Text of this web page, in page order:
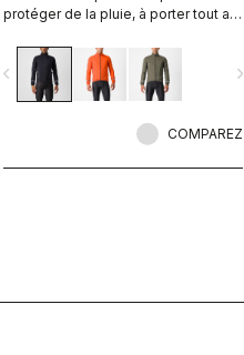
protéger de la pluie, à porter tout au
intempérie, et qui se range
facilement dans une poche de
maillot. Avec un style discret et une
servir de veste dans vos trajets
navigate_next
COMPAREZ